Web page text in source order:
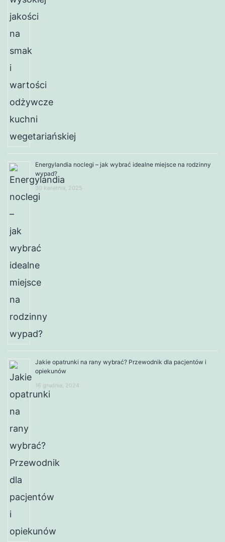
Energylandia noclegi – jak wybrać idealne miejsce na rodzinny
wypad?
30 kwietnia, 2025
Jakie opatrunki na rany wybrać? Przewodnik dla pacjentów i
opiekunów
16 grudnia, 2024